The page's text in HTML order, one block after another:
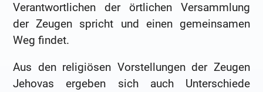
Verantwortlichen der örtlichen Versammlung
der Zeugen spricht und einen gemeinsamen
Weg findet.
Aus den religiösen Vorstellungen der Zeugen
Jehovas ergeben sich auch Unterschiede